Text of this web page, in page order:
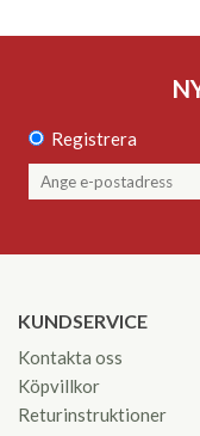
Registrera
KUNDSERVICE
Kontakta oss
Köpvillkor
Returinstruktioner